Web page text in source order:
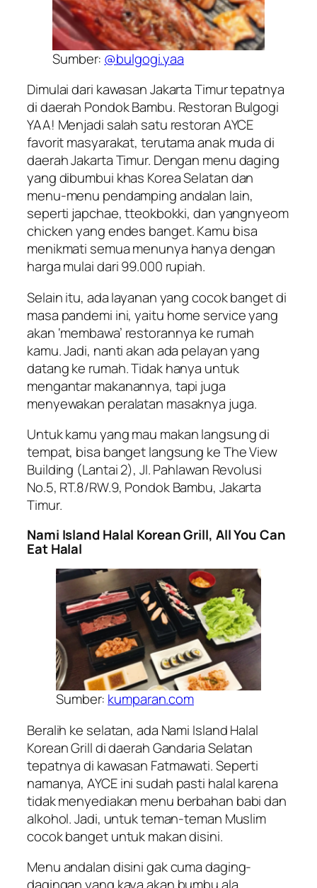
Sumber: @bulgogi.yaa
Dimulai dari kawasan Jakarta Timur tepatnya
di daerah Pondok Bambu. Restoran Bulgogi
YAA! Menjadi salah satu restoran AYCE
favorit masyarakat, terutama anak muda di
daerah Jakarta Timur. Dengan menu daging
yang dibumbui khas Korea Selatan dan
menu-menu pendamping andalan lain,
seperti japchae, tteokbokki, dan yangnyeom
chicken yangendes banget. Kamu bisa
menikmati semua menunya hanya dengan
harga mulai dari 99.000 rupiah.
Selain itu, ada layanan yang cocok banget di
masa pandemi ini, yaitu home serviceyang
akan ‘membawa’ restorannya ke rumah
kamu. Jadi, nanti akan ada pelayan yang
datang ke rumah. Tidak hanya untuk
mengantar makanannya, tapi juga
menyewakan peralatan masaknya juga.
Untuk kamu yang mau makan langsung di
tempat, bisa banget langsung ke The View
Building (Lantai 2), Jl. Pahlawan Revolusi
No.5, RT.8/RW.9, Pondok Bambu, Jakarta
Timur.
Nami Island Halal Korean Grill, All You Can
Eat Halal
Sumber: kumparan.com
Beralih ke selatan, ada Nami Island Halal
Korean Grill di daerah Gandaria Selatan
tepatnya di kawasan Fatmawati. Seperti
namanya, AYCE ini sudah pasti halal karena
tidak menyediakan menu berbahan babi dan
alkohol. Jadi, untuk teman-teman Muslim
cocok banget untuk makan disini.
Menu andalan disini gak cuma daging-